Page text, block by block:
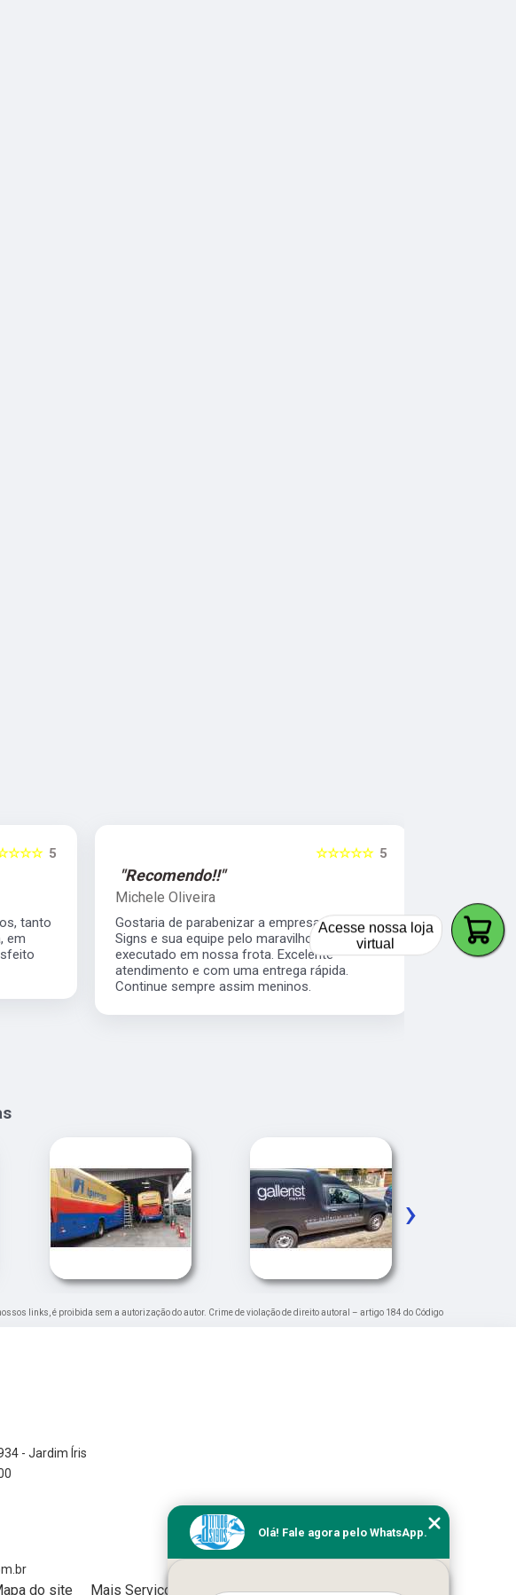
5
tanto
em
5
☆☆☆☆☆
"Recomendo!!"
Michele Oliveira
Gostaria de parabenizar a empresa Atitude
Signs e sua equipe pelo maravilhoso trabalho
executado em nossa frota. Excelente
atendimento e com uma entrega rápida.
Continue sempre assim meninos.
Excelente
prático e
›
›
links, é proibida sem a autorização do autor. Crime de violação de direito autoral – artigo 184 do Código
- Jardim Íris
do site Mais Serviços
Olá! Fale agora pelo WhatsApp.
Acesse nossa loja
virtual